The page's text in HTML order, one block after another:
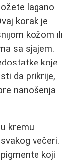
lagano
korak je
kožom ili
sa sjajem.
koje
da prikrije,
nanošenja
kremu
večeri.
koji